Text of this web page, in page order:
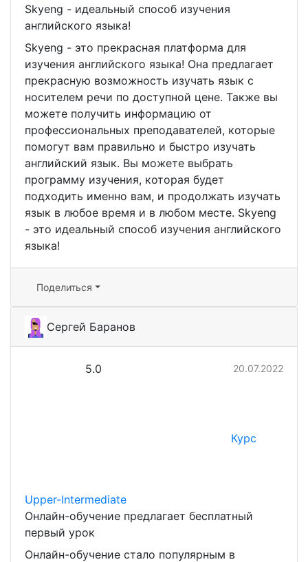
Skyeng - идеальный способ изучения
английского языка!
Skyeng - это прекрасная платформа для
изучения английского языка! Она предлагает
прекрасную возможность изучать язык с
носителем речи по доступной цене. Также вы
можете получить информацию от
профессиональных преподавателей, которые
помогут вам правильно и быстро изучать
английский язык. Вы можете выбрать
программу изучения, которая будет
подходить именно вам, и продолжать изучать
язык в любое время и в любом месте. Skyeng
- это идеальный способ изучения английского
языка!
Поделиться
Сергей Баранов
5.0 20.07.2022
Курс
Upper-Intermediate
Онлайн-обучение предлагает бесплатный
первый урок
Онлайн-обучение стало популярным в